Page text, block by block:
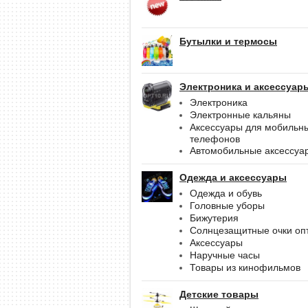
Бутылки и термосы
Электроника и
Электроника
Электронные кальяны
Аксессуары для
телефонов
Автомобильные
Одежда и аксессуары
Одежда и обувь
Головные уборы
Бижутерия
Солнцезащитные очки
Аксессуары
Наручные часы
Товары из кинофильмов
Детские товары